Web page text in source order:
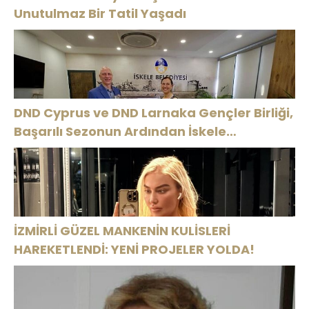
Unutulmaz Bir Tatil Yaşadı
DND Cyprus ve DND Larnaka Gençler Birliği,
Başarılı Sezonun Ardından İskele
Belediyesi’nde Bir Araya Geldi
İZMİRLİ GÜZEL MANKENİN KULİSLERİ
HAREKETLENDİ: YENİ PROJELER YOLDA!